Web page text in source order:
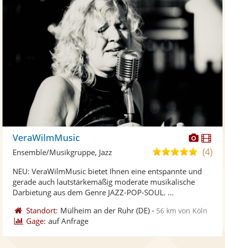
Fotos
VeraWilmMusic
4,9
5
(4)
Ensemble/Musikgruppe, Jazz
NEU: VeraWilmMusic bietet Ihnen eine entspannte und
gerade auch lautstärkemäßig moderate musikalische
Darbietung aus dem Genre JAZZ-POP-SOUL. ...
Standort: Mülheim an der Ruhr (DE) - 56 km von Köln
Gage: auf Anfrage